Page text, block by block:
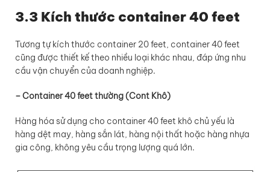
3.3 Kích thước container 40 feet
Tương tự kích thước container 20 feet, container 40 feet
cũng được thiết kế theo nhiều loại khác nhau, đáp ứng nhu
cầu vận chuyển của doanh nghiệp.
– Container 40 feet thường (Cont Khô)
Hàng hóa sử dụng cho container 40 feet khô chủ yếu là
hàng dệt may, hàng sắn lát, hàng nội thất hoặc hàng nhựa
gia công, không yêu cầu trọng lượng quá lớn.